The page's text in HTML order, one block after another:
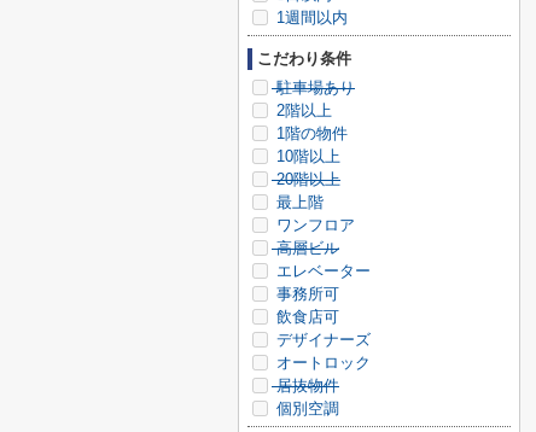
1週間以内
こだわり条件
駐車場あり
2階以上
1階の物件
10階以上
20階以上
最上階
ワンフロア
高層ビル
エレベーター
事務所可
飲食店可
デザイナーズ
オートロック
居抜物件
個別空調